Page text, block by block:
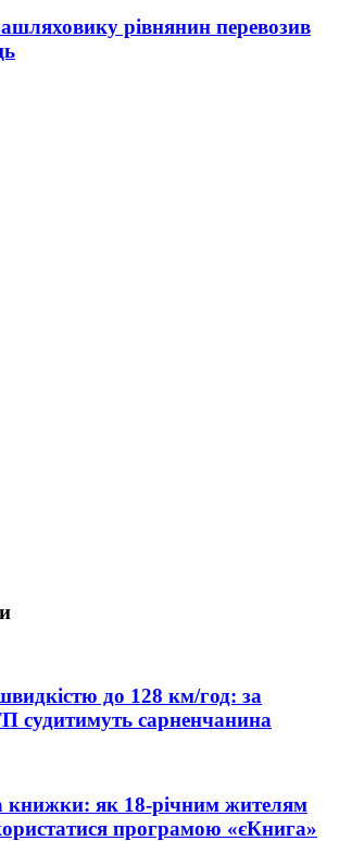
рівнянин перевозив
до 128 км/год: за
судитимуть сарненчанина
книжки: як 18-річним жителям
програмою «єКнига»